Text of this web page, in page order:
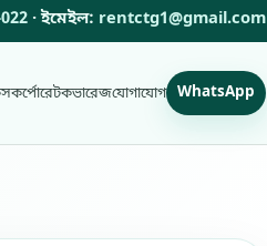
· ইমেইল: rentctg1@gmail.com
কর্পোরেটকভারেজযোগাযোগ WhatsApp